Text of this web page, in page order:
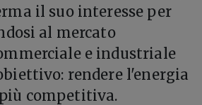
il suo interesse per
al mercato
e industriale
rendere l'energia
competitiva.